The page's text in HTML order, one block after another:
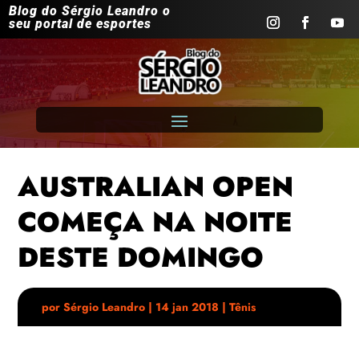
Blog do Sérgio Leandro o
seu portal de esportes
AUSTRALIAN OPEN
COMEÇA NA NOITE
DESTE DOMINGO
porSérgio Leandro | 14 jan 2018 |Tênis